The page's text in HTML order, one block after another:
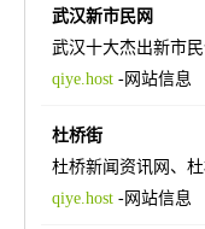
武汉新市民网
武汉十大杰出新市
qiye.host-网站信息
杜桥街
杜桥新闻资讯网、
qiye.host-网站信息